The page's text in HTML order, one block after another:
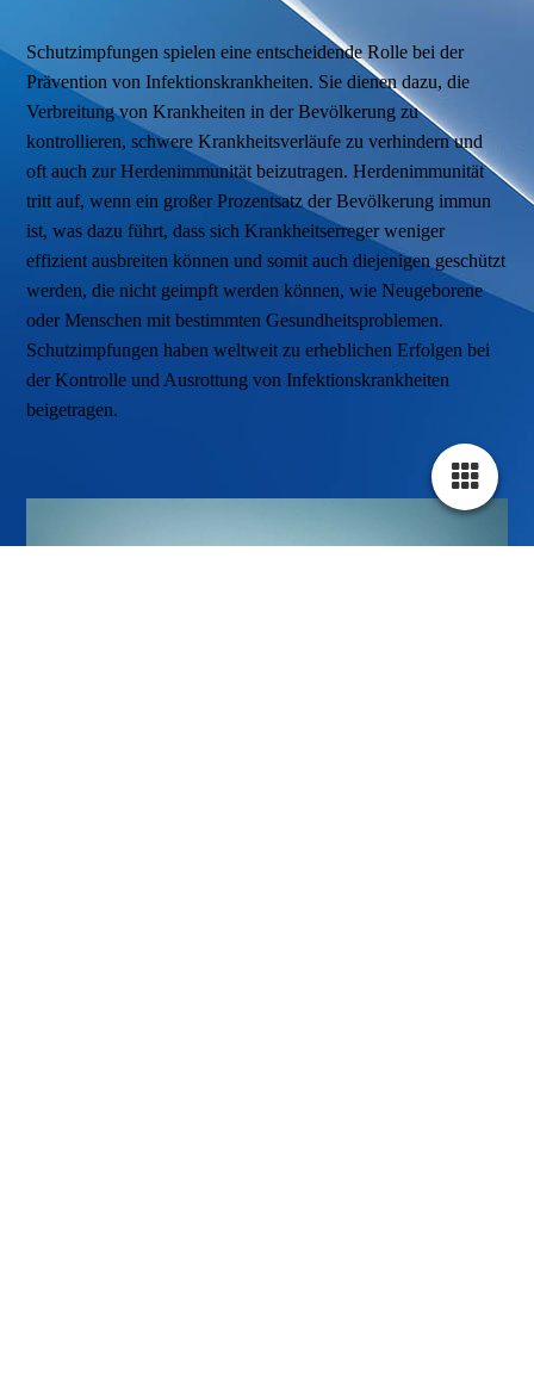
Schutzimpfungen spielen eine entscheidende Rolle bei der
Prävention von Infektionskrankheiten. Sie dienen dazu, die
Verbreitung von Krankheiten in der Bevölkerung zu
kontrollieren, schwere Krankheitsverläufe zu verhindern und
oft auch zur Herdenimmunität beizutragen. Herdenimmunität
tritt auf, wenn ein großer Prozentsatz der Bevölkerung immun
ist, was dazu führt, dass sich Krankheitserreger weniger
effizient ausbreiten können und somit auch diejenigen geschützt
werden, die nicht geimpft werden können, wie Neugeborene
oder Menschen mit bestimmten Gesundheitsproblemen.
Schutzimpfungen haben weltweit zu erheblichen Erfolgen bei
der Kontrolle und Ausrottung von Infektionskrankheiten
beigetragen.